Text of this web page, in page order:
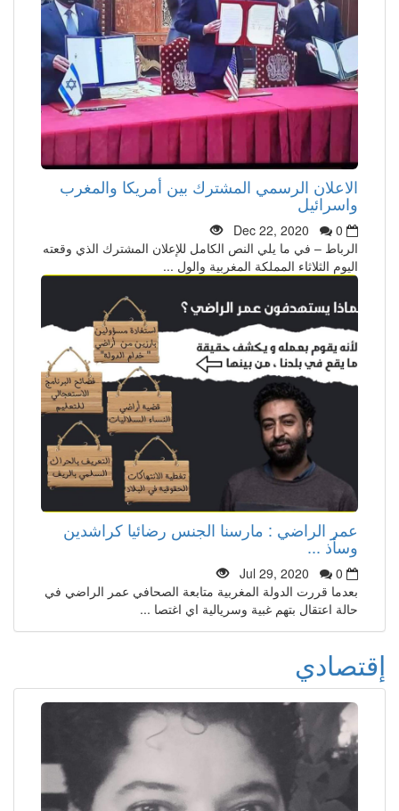
الاعلان الرسمي المشترك بين أمريكا والمغرب
واسرائيل
Dec 22, 2020
0
الرباط – في ما يلي النص الكامل للإعلان المشترك الذي وقعته
اليوم الثلاثاء المملكة المغربية والول ...
عمر الراضي : مارسنا الجنس رضائيا كراشدين
وسأذ ...
Jul 29, 2020
0
بعدما قررت الدولة المغربية متابعة الصحافي عمر الراضي في
حالة اعتقال بتهم غبية وسريالية اي اغتصا ...
إقتصادي